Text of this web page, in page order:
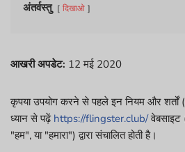
अंतर्वस्तु दिखाओ
आखरी अपडेट: 12 मई 2020
कृपया उपयोग करने से पहले इन नियम और शर्तों
ध्यान से पढ़ें https://flingster.club/वेबसाइट
"हम", या "हमारा") द्वारा संचालित होती है।